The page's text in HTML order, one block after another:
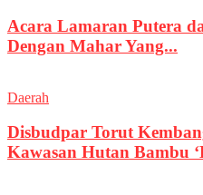
Acara Lamaran Putera
Dengan Mahar Yang...
Daerah
Disbudpar Torut
Kawasan Hutan Bambu